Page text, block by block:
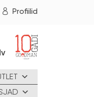
Profiilid